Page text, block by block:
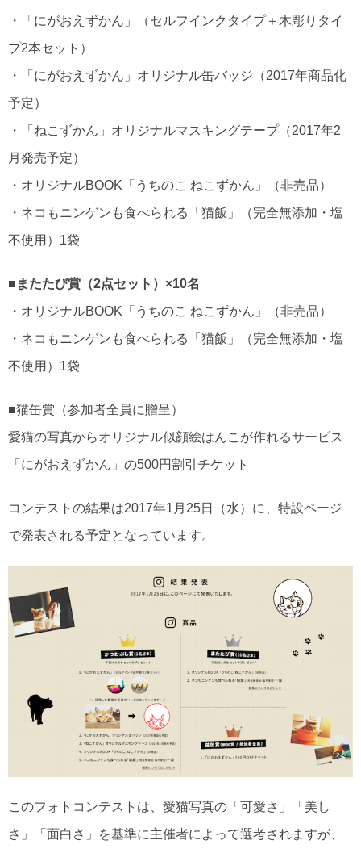
・「にがおえずかん」（セルフインクタイプ＋木彫りタイ
プ2本セット）
・「にがおえずかん」オリジナル缶バッジ（2017年商品化
予定）
・「ねこずかん」オリジナルマスキングテープ（2017年2
月発売予定）
・オリジナルBOOK「うちのこ ねこずかん」（非売品）
・ネコもニンゲンも食べられる「猫飯」（完全無添加・塩
不使用）1袋
■またたび賞（2点セット）×10名
・オリジナルBOOK「うちのこ ねこずかん」（非売品）
・ネコもニンゲンも食べられる「猫飯」（完全無添加・塩
不使用）1袋
■猫缶賞（参加者全員に贈呈）
愛猫の写真からオリジナル似顔絵はんこが作れるサービス
「にがおえずかん」の500円割引チケット
コンテストの結果は2017年1月25日（水）に、特設ページ
で発表される予定となっています。
このフォトコンテストは、愛猫写真の「可愛さ」「美し
さ」「面白さ」を基準に主催者によって選考されますが、